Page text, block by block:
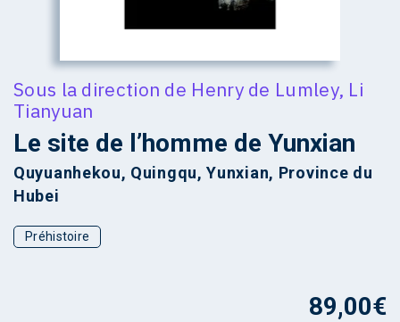
Sous la direction de Henry de Lumley, Li
Tianyuan
Le site de l’homme de Yunxian
Quyuanhekou, Quingqu, Yunxian, Province du
Hubei
Préhistoire
89,00€